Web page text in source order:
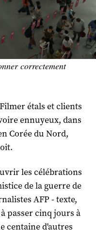
correctement
étals et clients
ennuyeux, dans
Corée du Nord,
les célébrations
de la guerre de
AFP - texte,
passer cinq jours à
centaine d'autres